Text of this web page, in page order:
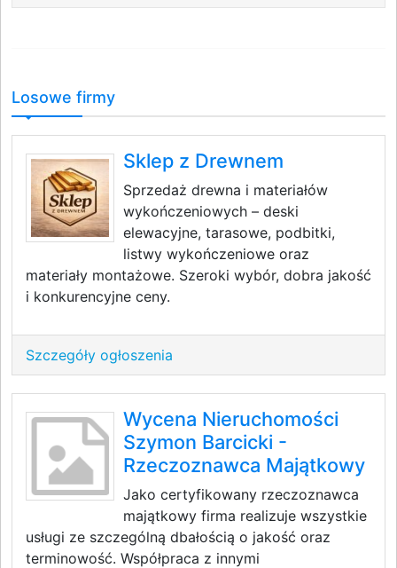
Losowe firmy
Sklep z Drewnem
Sprzedaż drewna i materiałów
wykończeniowych – deski
elewacyjne, tarasowe, podbitki,
listwy wykończeniowe oraz
materiały montażowe. Szeroki wybór, dobra jakość
i konkurencyjne ceny.
Szczegóły ogłoszenia
Wycena Nieruchomości
Szymon Barcicki -
Rzeczoznawca Majątkowy
Jako certyfikowany rzeczoznawca
majątkowy firma realizuje wszystkie
usługi ze szczególną dbałością o jakość oraz
terminowość. Współpraca z innymi